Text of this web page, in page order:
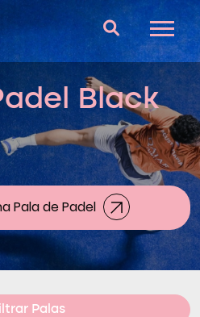
Black
Pala de Padel
Palas